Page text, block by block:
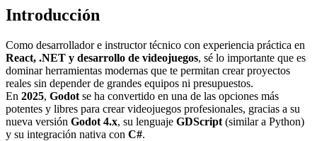
Introducción
Como desarrollador e instructor técnico con experiencia práctica en
React, .NET y desarrollo de videojuegos, sé lo importante que es
dominar herramientas modernas que te permitan crear proyectos
reales sin depender de grandes equipos ni presupuestos.
En 2025, Godot se ha convertido en una de las opciones más
potentes y libres para crear videojuegos profesionales, gracias a su
nueva versión Godot 4.x, su lenguaje GDScript (similar a Python)
y su integración nativa con C#.